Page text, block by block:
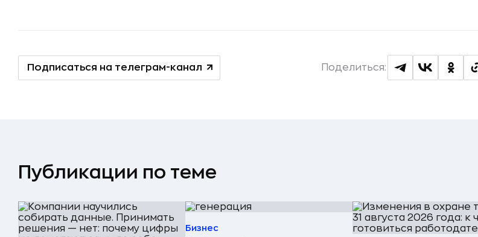
Подписаться на телеграм-канал Поделиться:
Публикации по теме
Бизнес